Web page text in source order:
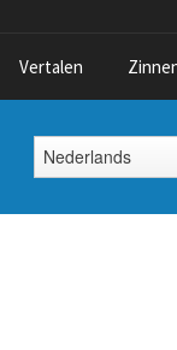
Vertalen
Nederlands